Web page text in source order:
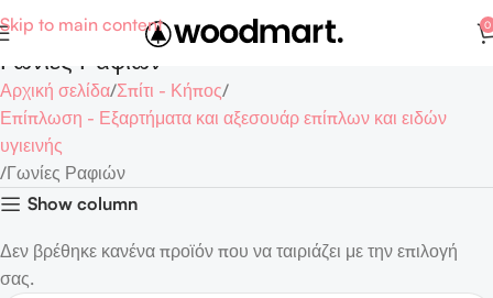
Skip to main content 0
Γωνίες Ραφιών
Αρχική σελίδα Σπίτι - Κήπος
Επίπλωση - Εξαρτήματα και αξεσουάρ επίπλων και ειδών
υγιεινής
Γωνίες Ραφιών
Show column
Δεν βρέθηκε κανένα προϊόν που να ταιριάζει με την επιλογή
σας.